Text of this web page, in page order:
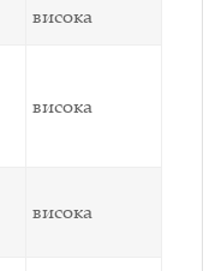
висока
висока
висока